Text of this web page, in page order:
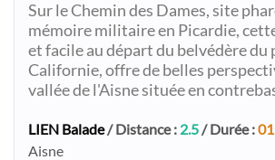
Sur le Chemin des Dames, site
mémoire militaire en Picardie,
et facile au départ du belvédère du
Californie, offre de belles
vallée de l'Aisne située en
LIEN Balade/ Distance : 2.5/ Durée :
Aisne